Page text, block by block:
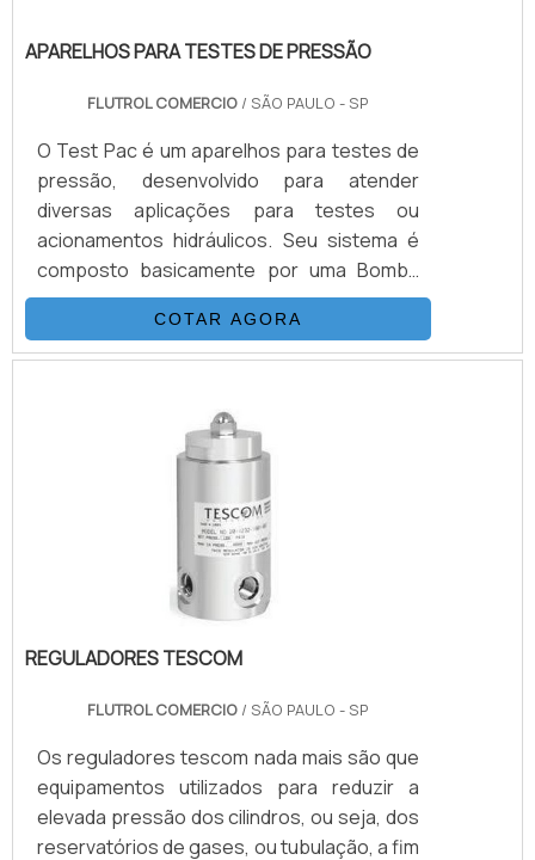
APARELHOS PARA TESTES DE PRESSÃO
FLUTROL COMERCIO / SÃO PAULO - SP
O Test Pac é um aparelhos para testes de
pressão, desenvolvido para atender
diversas aplicações para testes ou
acionamentos hidráulicos. Seu sistema é
composto basicamente por uma Bomba
Hidropneumática Haskel, kit de preparação
de ar, conjunto de filtros, válvulas, skid
tubular carbono ou inox, ou tanque inox.As
comprimido de compressor ou Nitrogênio,
alguns modelos geram altas pressões
bar), nessas configurações. Para.
COTAR AGORA
REGULADORES TESCOM
FLUTROL COMERCIO / SÃO PAULO - SP
Os reguladores tescom nada mais são que
equipamentos utilizados para reduzir a
elevada pressão dos cilindros, ou seja, dos
reservatórios de gases, ou tubulação, a fim